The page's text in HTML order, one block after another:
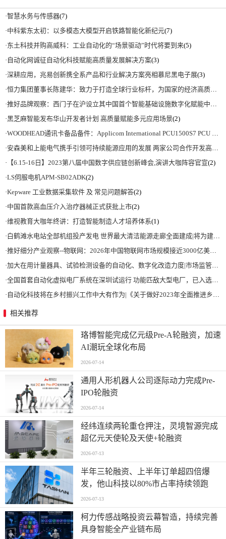
·智慧水务与传感器(7)
·中科紫东太初：以多模态大模型开启铁路智能化新纪元(7)
·东土科技并购高威科：工业自动化的“场景驱动”时代将要到来(5)
· 自动化网诚征自动化科技赋能高质量发展解决方案(3)
·深耕应用，兆易创新携全系产品和行业解决方案亮相慕尼黑电子展(3)
·恒力集团董事长陈建华：致力于打造全球行业标杆，为国家的经济高质量发展贡献更大力量|上海电气集团党委书记、董事长吴磊来访
·推好品牌观察：西门子在沪设立其中国首个智能基础设施数字化赋能中心
·黑芝麻智能发布华山开发者计划 高质量赋能多元应用场景(2)
·WOODHEAD通讯卡备品备件：Applicom International PCU1500S7 PCU 1500 S7 V4.5.0
·安森美和上能电气携手引领可持续能源应用的发展 两家公司合作开发高性能储能和太阳能组串式逆变器方案 以实现可持续的未来
· 【6.15-16日】2023第八届中国数字供应链创新峰会,演讲大咖阵容官宣(2)
·LS伺服电机APM-SB02ADK(2)
·Kepware 工业数据采集软件 及 常见问题解答(2)
·中国首款高血压介入治疗器械正式获批上市(2)
·维视教育大咖年终讲：打造智能制造人才培养体系(1)
·白鹤滩水电站全部机组投产发电 世界最大清洁能源走廊全面建成|将为建设新型能源体系、保障国家能源安全、实现“双碳”目标提供有力支撑
·推好细分产业观察--物联网：2026年中国物联网市场规模接近3000亿美元 智慧工厂、智慧城市、智慧电网等将占60%以上
·加大在用计量器具、试验检测设备的自动化、数字化改造力度|市场监管总局 工业和信息化部 关于促进企业计量能力提升的指导意见
·全国首套自动化虚拟电厂系统在深圳试运行 功能匹敌大型电厂，已入选国际典型案例
· 自动化科技将在乡村振兴工作中大有作为|《关于做好2023年全面推进乡村振兴重点工作的意见》发布
相关推荐
珞博智能完成亿元级Pre-A轮融资，加速
AI潮玩全球化布局
2026-07-14
通用人形机器人公司逐际动力完成Pre-
IPO轮融资
2026-07-14
经纬连续两轮重仓押注，灵境智源完成
超亿元天使轮及天使+轮融资
2026-07-13
半年三轮融资、上半年订单超四倍爆
发，他山科技以80%市占率持续领跑
2026-07-13
柯力传感战略投资云幕智造，持续完善
具身智能全产业链布局